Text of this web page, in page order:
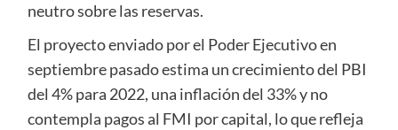
neutro sobre las reservas.
El proyecto enviado por el Poder Ejecutivo en
septiembre pasado estima un crecimiento del PBI
del 4% para 2022, una inflación del 33% y no
contempla pagos al FMI por capital, lo que refleja